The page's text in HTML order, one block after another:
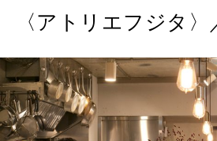
MAGAZINE
特集
〈アトリエフジタ